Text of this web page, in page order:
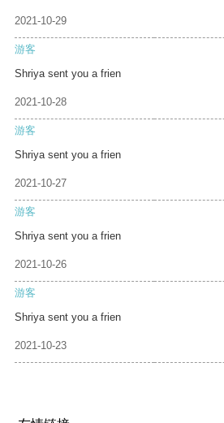
2021-10-29
游客
Shriya sent you a frien
2021-10-28
游客
Shriya sent you a frien
2021-10-27
游客
Shriya sent you a frien
2021-10-26
游客
Shriya sent you a frien
2021-10-23